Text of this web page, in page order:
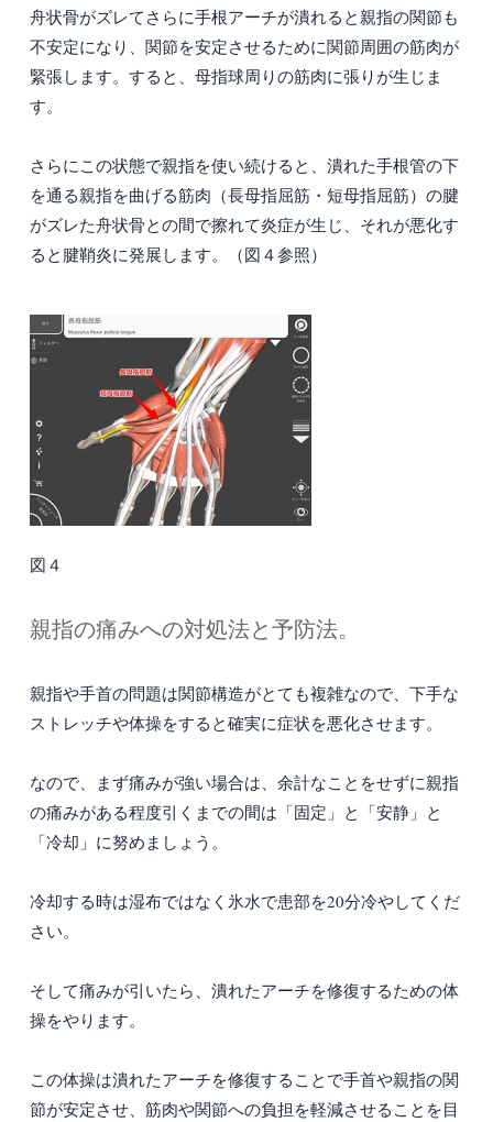
舟状骨がズレてさらに手根アーチが潰れると親指の関節も
不安定になり、関節を安定させるために関節周囲の筋肉が
緊張します。すると、母指球周りの筋肉に張りが生じま
す。
さらにこの状態で親指を使い続けると、潰れた手根管の下
を通る親指を曲げる筋肉（長母指屈筋・短母指屈筋）の腱
がズレた舟状骨との間で擦れて炎症が生じ、それが悪化す
ると腱鞘炎に発展します。（図４参照）
図４
親指の痛みへの対処法と予防法。
親指や手首の問題は関節構造がとても複雑なので、下手な
ストレッチや体操をすると確実に症状を悪化させます。
なので、まず痛みが強い場合は、余計なことをせずに親指
の痛みがある程度引くまでの間は「固定」と「安静」と
「冷却」に努めましょう。
冷却する時は湿布ではなく氷水で患部を20分冷やしてくだ
さい。
そして痛みが引いたら、潰れたアーチを修復するための体
操をやります。
この体操は潰れたアーチを修復することで手首や親指の関
節が安定させ、筋肉や関節への負担を軽減させることを目